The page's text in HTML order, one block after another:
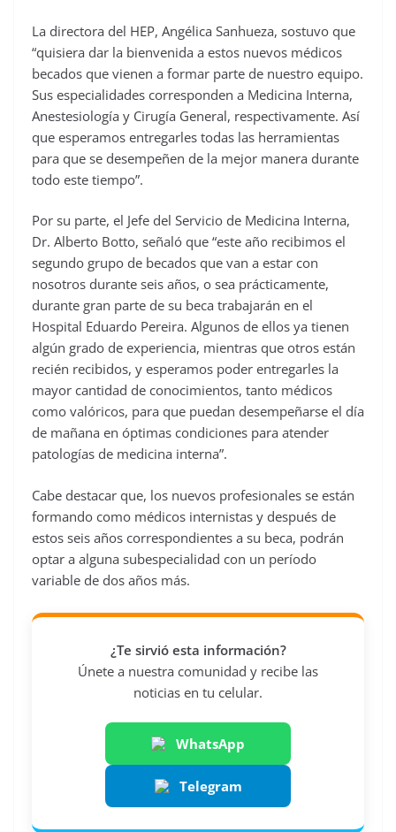
La directora del HEP, Angélica Sanhueza, sostuvo que
“quisiera dar la bienvenida a estos nuevos médicos
becados que vienen a formar parte de nuestro equipo.
Sus especialidades corresponden a Medicina Interna,
Anestesiología y Cirugía General, respectivamente. Así
que esperamos entregarles todas las herramientas
para que se desempeñen de la mejor manera durante
todo este tiempo”.
Por su parte, el Jefe del Servicio de Medicina Interna,
Dr. Alberto Botto, señaló que “este año recibimos el
segundo grupo de becados que van a estar con
nosotros durante seis años, o sea prácticamente,
durante gran parte de su beca trabajarán en el
Hospital Eduardo Pereira. Algunos de ellos ya tienen
algún grado de experiencia, mientras que otros están
recién recibidos, y esperamos poder entregarles la
mayor cantidad de conocimientos, tanto médicos
como valóricos, para que puedan desempeñarse el día
de mañana en óptimas condiciones para atender
patologías de medicina interna”.
Cabe destacar que, los nuevos profesionales se están
formando como médicos internistas y después de
estos seis años correspondientes a su beca, podrán
optar a alguna subespecialidad con un período
variable de dos años más.
¿Te sirvió esta información?
Únete a nuestra comunidad y recibe las
noticias en tu celular.
WhatsApp
Telegram